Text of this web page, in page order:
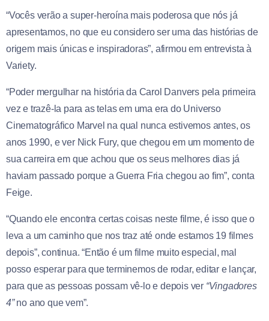
“Vocês verão a super-heroína mais poderosa que nós já
apresentamos, no que eu considero ser uma das histórias de
origem mais únicas e inspiradoras”, afirmou em entrevista à
Variety.
“Poder mergulhar na história da Carol Danvers pela primeira
vez e trazê-la para as telas em uma era do Universo
Cinematográfico Marvel na qual nunca estivemos antes, os
anos 1990, e ver Nick Fury, que chegou em um momento de
sua carreira em que achou que os seus melhores dias já
haviam passado porque a Guerra Fria chegou ao fim”, conta
Feige.
“Quando ele encontra certas coisas neste filme, é isso que o
leva a um caminho que nos traz até onde estamos 19 filmes
depois”, continua. “Então é um filme muito especial, mal
posso esperar para que terminemos de rodar, editar e lançar,
para que as pessoas possam vê-lo e depois ver “Vingadores
4”no ano que vem”.